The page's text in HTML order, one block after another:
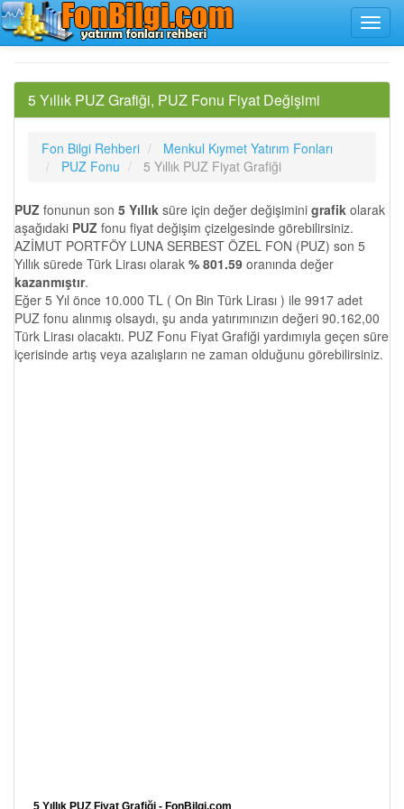
5 Yıllık PUZ Grafiği, PUZ Fonu Fiyat Değişimi
Fon Bilgi Rehberi
Menkul Kıymet Yatırım Fonları
PUZ Fonu
5 Yıllık PUZ Fiyat Grafiği
PUZ fonunun son 5 Yıllık süre için değer değişimini grafik olarak
aşağıdaki PUZ fonu fiyat değişim çizelgesinde görebilirsiniz.
AZİMUT PORTFÖY LUNA SERBEST ÖZEL FON (PUZ) son 5
Yıllık sürede Türk Lirası olarak % 801.59 oranında değer
kazanmıştır.
Eğer 5 Yıl önce 10.000 TL ( On Bin Türk Lirası ) ile 9917 adet
PUZ fonu alınmış olsaydı, şu anda yatırımınızın değeri 90.162,00
Türk Lirası olacaktı. PUZ Fonu Fiyat Grafiği yardımıyla geçen süre
içerisinde artış veya azalışların ne zaman olduğunu görebilirsiniz.
5 Yıllık PUZ Fiyat Grafiği - FonBilgi.com